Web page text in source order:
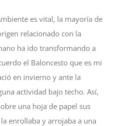
es vital, la mayoría de
relacionado con la
ha ido transformando a
el Baloncesto que es mi
en invierno y ante la
actividad bajo techo. Así,
una hoja de papel sus
enrollaba y arrojaba a una